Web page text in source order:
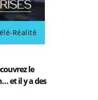
Réalité
le
et il y a des